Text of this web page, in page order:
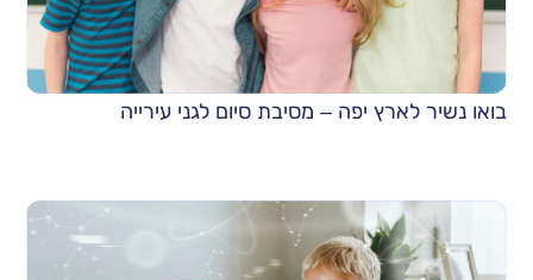
בואו נשיר לארץ יפה – מסיבת סיום לגני עירייה